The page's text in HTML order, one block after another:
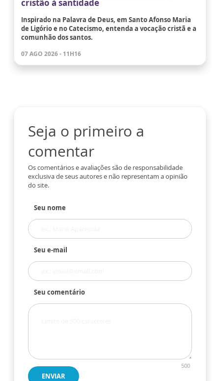
cristão à santidade
Inspirado na Palavra de Deus, em Santo Afonso Maria
de Ligório e no Catecismo, entenda a vocação cristã e a
comunhão dos santos.
07 AGO 2026 - 11H16
Seja o primeiro a
comentar
Os comentários e avaliações são de responsabilidade
exclusiva de seus autores e não representam a opinião
do site.
Seu nome
Seu e-mail
Seu comentário
500
ENVIAR